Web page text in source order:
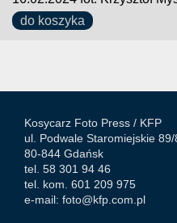
do koszyka
Kosycarz Foto Press / KFP
ul. Podwale Staromiejskie 89/
80-844 Gdańsk
tel. 58 301 94 46
tel. kom. 601 209 975
e-mail: foto@kfp.com.pl